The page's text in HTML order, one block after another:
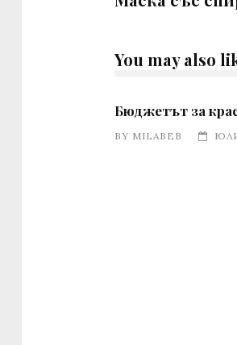
You may also
Бюджетът за
BY MILABEB